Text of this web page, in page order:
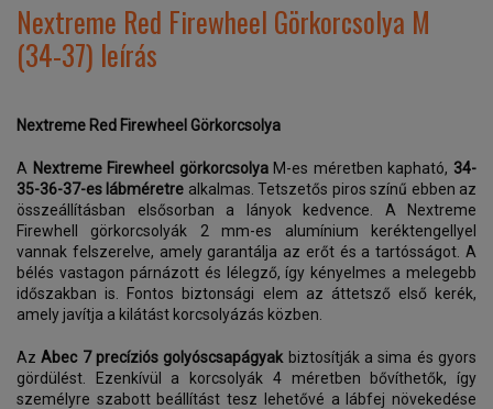
Nextreme Red Firewheel Görkorcsolya M
(34-37) leírás
Nextreme Red Firewheel Görkorcsolya
A Nextreme Firewheel görkorcsolyaM-es méretben kapható, 34-
35-36-37-es lábméretre alkalmas. Tetszetős piros színű ebben az
összeállításban elsősorban a lányok kedvence. A Nextreme
Firewhell görkorcsolyák 2 mm-es alumínium keréktengellyel
vannak felszerelve, amely garantálja az erőt és a tartósságot. A
bélés vastagon párnázott és lélegző, így kényelmes a melegebb
időszakban is. Fontos biztonsági elem az áttetsző első kerék,
amely javítja a kilátást korcsolyázás közben.
AzAbec 7 precíziós golyóscsapágyak biztosítják a sima és gyors
gördülést. Ezenkívül a korcsolyák 4 méretben bővíthetők, így
személyre szabott beállítást tesz lehetővé a lábfej növekedése